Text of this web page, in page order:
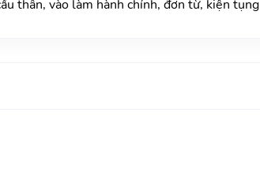
thân, vào làm hành chính, đơn từ, kiện tụng